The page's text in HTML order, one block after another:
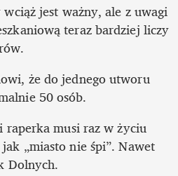
jest ważny, ale z uwagi
teraz bardziej liczy
że do jednego utworu
50 osób.
musi raz w życiu
„miasto nie śpi”. Nawet
Dolnych.